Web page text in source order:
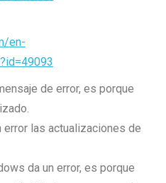
en-
de error, es porque
error las actualizaciones de
da un error, es porque